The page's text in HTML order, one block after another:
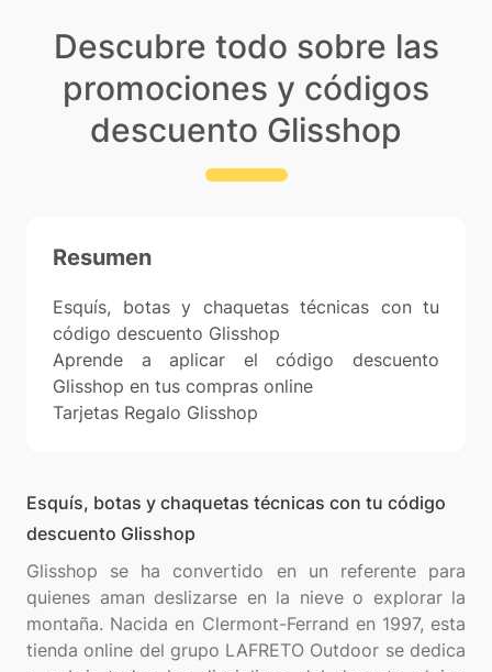
Descubre todo sobre las
promociones y códigos
descuento Glisshop
Resumen
Esquís, botas y chaquetas técnicas con tu
código descuento Glisshop
Aprende a aplicar el código descuento
Glisshop en tus compras online
Tarjetas Regalo Glisshop
Esquís, botas y chaquetas técnicas con tu código
descuento Glisshop
Glisshop se ha convertido en un referente para
quienes aman deslizarse en la nieve o explorar la
montaña. Nacida en Clermont-Ferrand en 1997, esta
tienda online del grupo LAFRETO Outdoor se dedica